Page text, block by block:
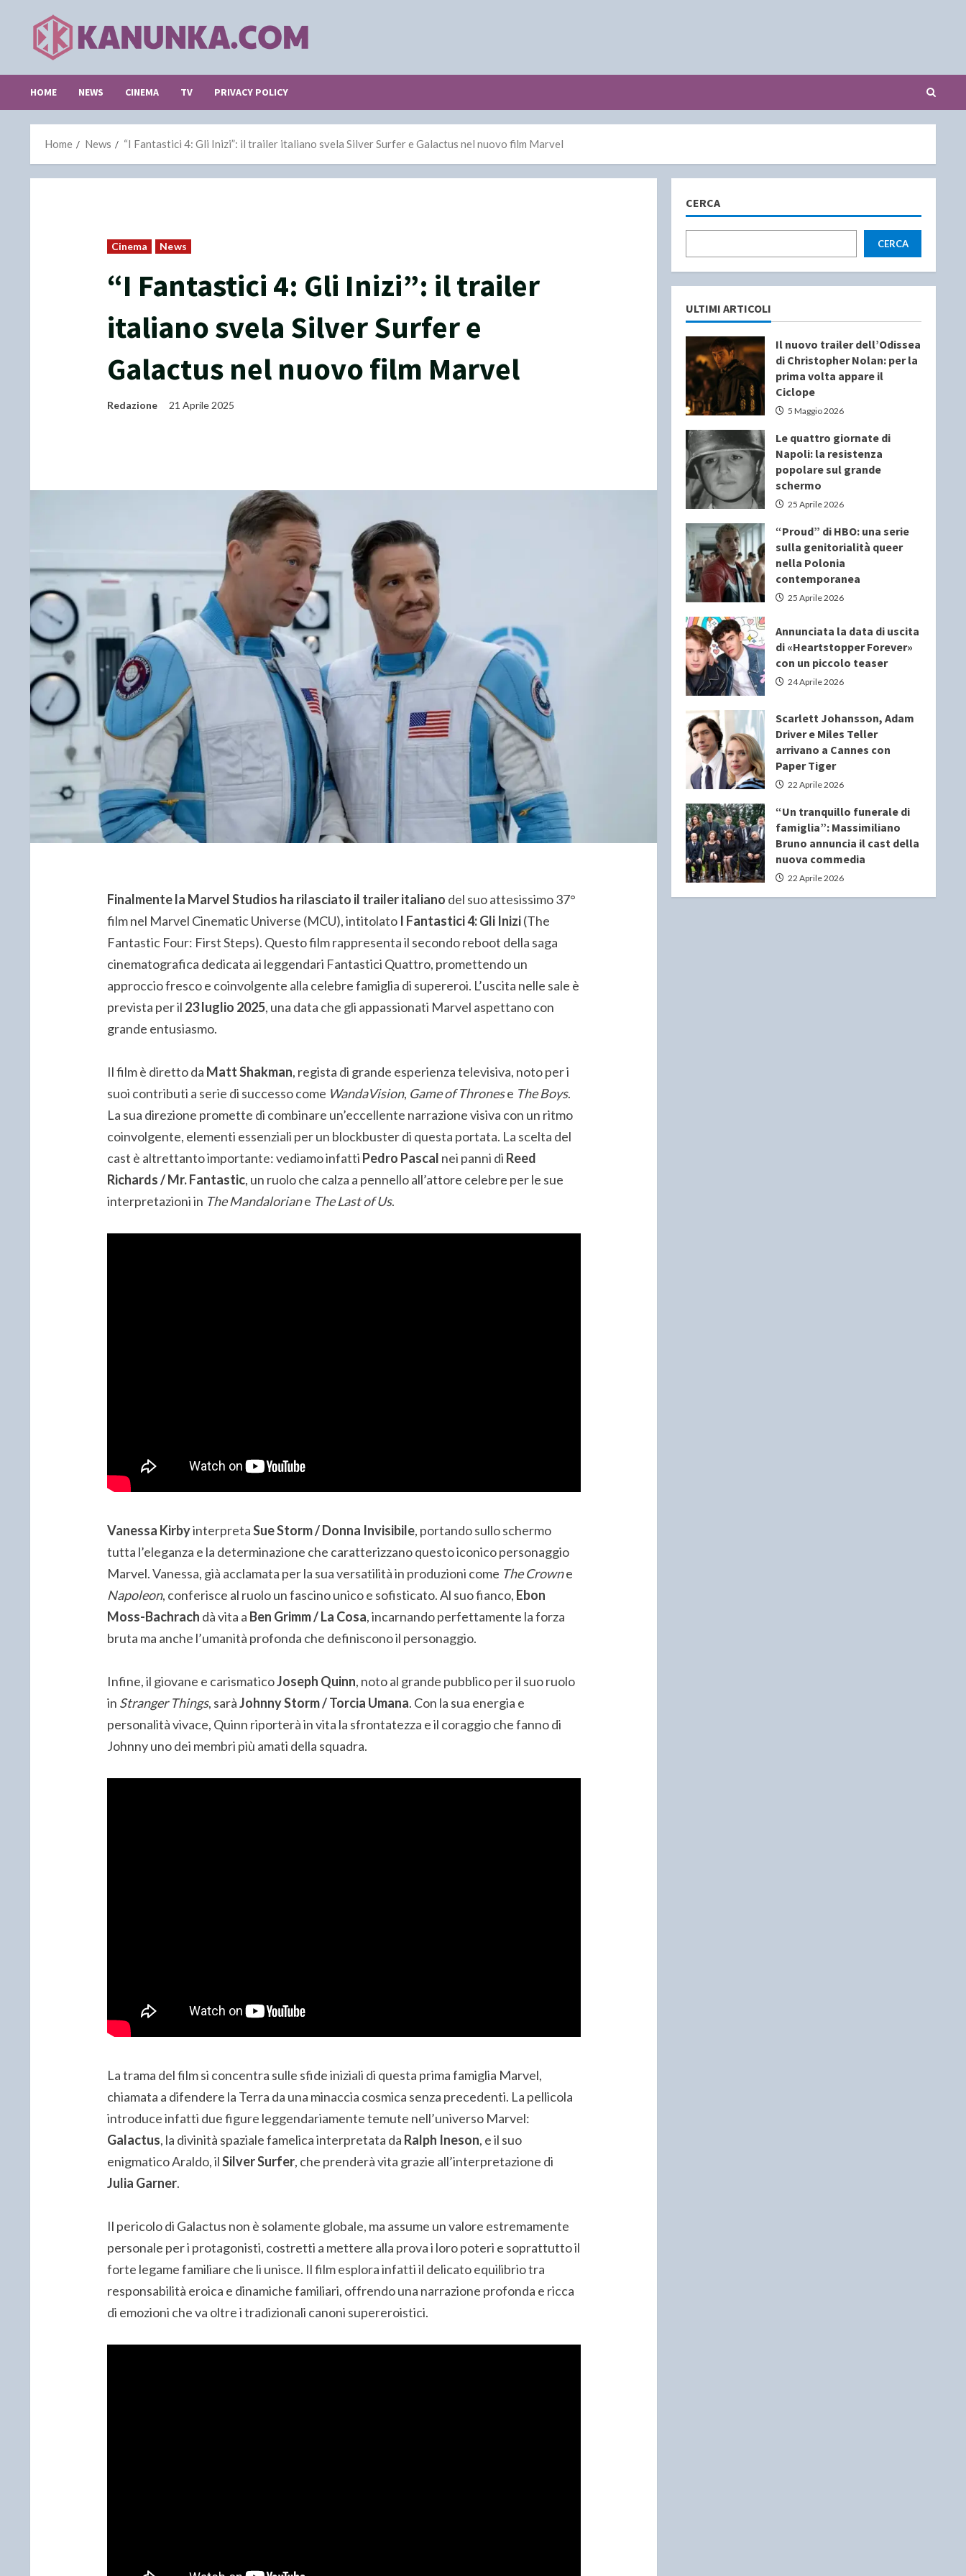
content
HOME NEWS CINEMA TV PRIVACY POLICY
Home News “I Fantastici 4: Gli Inizi”: il trailer italiano svela Silver Surfer e Galactus nel nuovo film Marvel
Cinema News
“I Fantastici 4: Gli Inizi”: il trailer
italiano svela Silver Surfer e
Galactus nel nuovo film Marvel
Redazione 21 Aprile 2025
Finalmente la Marvel Studios ha rilasciato il trailer italiano del suo attesissimo 37°
film nel Marvel Cinematic Universe (MCU), intitolato I Fantastici 4: Gli Inizi(The
Fantastic Four: First Steps). Questo film rappresenta il secondo reboot della saga
cinematografica dedicata ai leggendari Fantastici Quattro, promettendo un
approccio fresco e coinvolgente alla celebre famiglia di supereroi. L’uscita nelle sale è
prevista per il 23 luglio 2025, una data che gli appassionati Marvel aspettano con
grande entusiasmo.
Il film è diretto da Matt Shakman, regista di grande esperienza televisiva, noto per i
suoi contributi a serie di successo come WandaVision, Game of Thronese The Boys.
La sua direzione promette di combinare un’eccellente narrazione visiva con un ritmo
coinvolgente, elementi essenziali per un blockbuster di questa portata. La scelta del
cast è altrettanto importante: vediamo infatti Pedro Pascal nei panni di Reed
Richards / Mr. Fantastic, un ruolo che calza a pennello all’attore celebre per le sue
interpretazioni in The Mandaloriane The Last of Us.
Vanessa KirbyinterpretaSue Storm / Donna Invisibile, portando sullo schermo
tutta l’eleganza e la determinazione che caratterizzano questo iconico personaggio
Marvel. Vanessa, già acclamata per la sua versatilità in produzioni come The Crowne
Napoleon, conferisce al ruolo un fascino unico e sofisticato. Al suo fianco, Ebon
Moss-Bachrach dà vita a Ben Grimm / La Cosa, incarnando perfettamente la forza
bruta ma anche l’umanità profonda che definiscono il personaggio.
Infine, il giovane e carismaticoJoseph Quinn, noto al grande pubblico per il suo ruolo
in Stranger Things, saràJohnny Storm / Torcia Umana. Con la sua energia e
personalità vivace, Quinn riporterà in vita la sfrontatezza e il coraggio che fanno di
Johnny uno dei membri più amati della squadra.
La trama del film si concentra sulle sfide iniziali di questa prima famiglia Marvel,
chiamata a difendere la Terra da una minaccia cosmica senza precedenti. La pellicola
introduce infatti due figure leggendariamente temute nell’universo Marvel:
Galactus, la divinità spaziale famelica interpretata da Ralph Ineson, e il suo
enigmatico Araldo, ilSilver Surfer, che prenderà vita grazie all’interpretazione di
Julia Garner.
Il pericolo di Galactus non è solamente globale, ma assume un valore estremamente
personale per i protagonisti, costretti a mettere alla prova i loro poteri e soprattutto il
forte legame familiare che li unisce. Il film esplora infatti il delicato equilibrio tra
responsabilità eroica e dinamiche familiari, offrendo una narrazione profonda e ricca
di emozioni che va oltre i tradizionali canoni supereroistici.
CERCA
CERCA
ULTIMI ARTICOLI
Il nuovo trailer dell’Odissea
di Christopher Nolan: per la
prima volta appare il
Ciclope
5 Maggio 2026
Le quattro giornate di
Napoli: la resistenza
popolare sul grande
schermo
25 Aprile 2026
“Proud” di HBO: una serie
sulla genitorialità queer
nella Polonia
contemporanea
25 Aprile 2026
Annunciata la data di uscita
di «Heartstopper Forever»
con un piccolo teaser
24 Aprile 2026
Scarlett Johansson, Adam
Driver e Miles Teller
arrivano a Cannes con
Paper Tiger
22 Aprile 2026
“Un tranquillo funerale di
famiglia”: Massimiliano
Bruno annuncia il cast della
nuova commedia
22 Aprile 2026